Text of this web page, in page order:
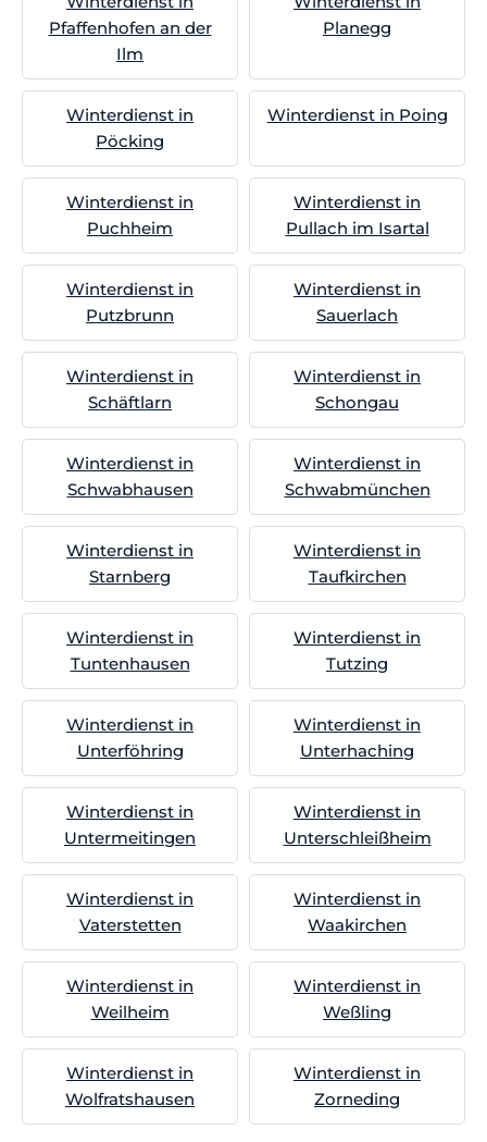
Pfaffenhofen an der
Ilm
Planegg
Winterdienst in
Pöcking
Winterdienst in Poing
Winterdienst in
Puchheim
Winterdienst in
Pullach im Isartal
Winterdienst in
Putzbrunn
Winterdienst in
Sauerlach
Winterdienst in
Schäftlarn
Winterdienst in
Schongau
Winterdienst in
Schwabhausen
Winterdienst in
Schwabmünchen
Winterdienst in
Starnberg
Winterdienst in
Taufkirchen
Winterdienst in
Tuntenhausen
Winterdienst in
Tutzing
Winterdienst in
Unterföhring
Winterdienst in
Unterhaching
Winterdienst in
Untermeitingen
Winterdienst in
Unterschleißheim
Winterdienst in
Vaterstetten
Winterdienst in
Waakirchen
Winterdienst in
Weilheim
Winterdienst in
Weßling
Winterdienst in
Wolfratshausen
Winterdienst in
Zorneding